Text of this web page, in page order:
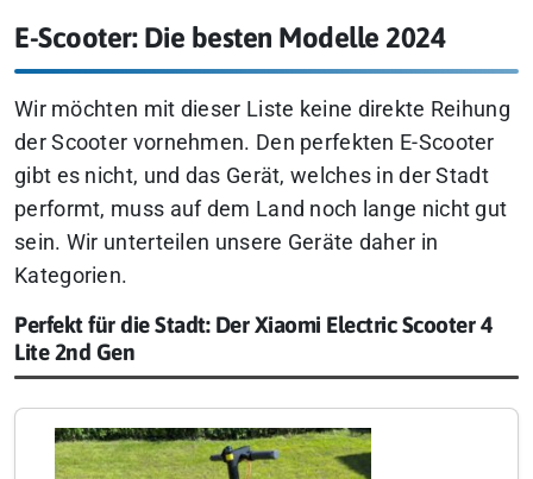
E-Scooter: Die besten Modelle 2024
Wir möchten mit dieser Liste keine direkte Reihung
der Scooter vornehmen. Den perfekten E-Scooter
gibt es nicht, und das Gerät, welches in der Stadt
performt, muss auf dem Land noch lange nicht gut
sein. Wir unterteilen unsere Geräte daher in
Kategorien.
Perfekt für die Stadt: Der Xiaomi Electric Scooter 4
Lite 2nd Gen